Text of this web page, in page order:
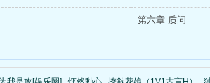
第六章 质问